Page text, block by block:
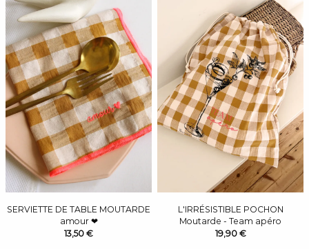
SERVIETTE DE TABLE MOUTARDE
amour ❤
13,50 €
L'IRRÉSISTIBLE POCHON
Moutarde - Team apéro
19,90 €